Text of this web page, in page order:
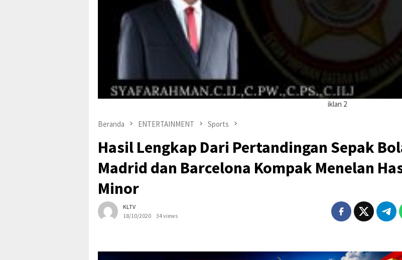
iklan 2
Beranda ENTERTAINMENT Sports
Hasil Lengkap Dari Pertandingan Sepak
Madrid dan Barcelona Kompak Menelan
Minor
KLTV
18/10/2020
34 views